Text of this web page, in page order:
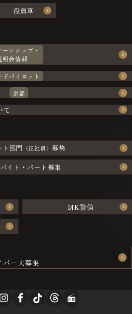
役員車
ーンシップ・
明会情報
ドパイロット
京都
て
ト部門 （正社員）募集
イト・パート募集
MK警備
バー大募集